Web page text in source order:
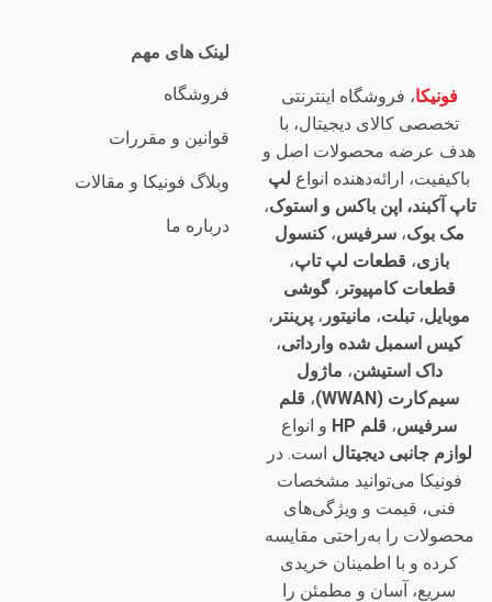
فونیکا، فروشگاه اینترنتی
تخصصی کالای دیجیتال، با
هدف عرضه محصولات اصل و
باکیفیت، ارائه‌دهنده انواع لپ
تاپ آکبند، اپن باکس و استوک،
مک بوک،سرفیس،کنسول
بازی، قطعات لپ تاپ،
قطعات کامپیوتر ،گوشی
موبایل،تبلت، مانیتور ، پرینتر ،
کیس اسمبل شده وارداتی،
داک استیشن، ماژول
سیم‌کارت (WWAN)
، قلم
سرفیس، قلم HP
و انواع
لوازم جانبی دیجیتال است. در
فونیکا می‌توانید مشخصات
فنی، قیمت و ویژگی‌های
محصولات را به‌راحتی مقایسه
کرده و با اطمینان خریدی
سریع، آسان و مطمئن را
لینک های مهم
فروشگاه
قوانین و مقررات
وبلاگ فونیکا و مقالات
درباره ما